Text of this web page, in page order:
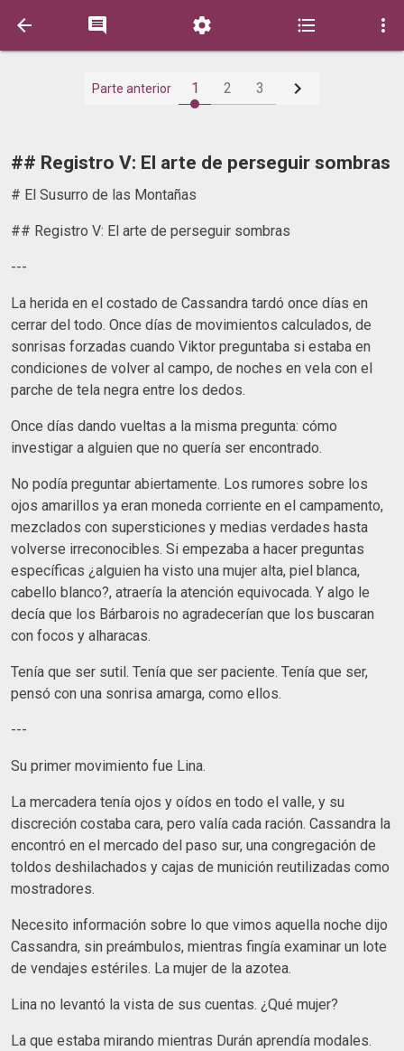
    
Parte anterior 1 2 3 
## Registro V: El arte de perseguir sombras
# El Susurro de las Montañas
## Registro V: El arte de perseguir sombras
---
La herida en el costado de Cassandra tardó once días en
cerrar del todo. Once días de movimientos calculados, de
sonrisas forzadas cuando Viktor preguntaba si estaba en
condiciones de volver al campo, de noches en vela con el
parche de tela negra entre los dedos.
Once días dando vueltas a la misma pregunta: cómo
investigar a alguien que no quería ser encontrado.
No podía preguntar abiertamente. Los rumores sobre los
ojos amarillos ya eran moneda corriente en el campamento,
mezclados con supersticiones y medias verdades hasta
volverse irreconocibles. Si empezaba a hacer preguntas
específicas ¿alguien ha visto una mujer alta, piel blanca,
cabello blanco?, atraería la atención equivocada. Y algo le
decía que los Bárbarois no agradecerían que los buscaran
con focos y alharacas.
Tenía que ser sutil. Tenía que ser paciente. Tenía que ser,
pensó con una sonrisa amarga, como ellos.
---
Su primer movimiento fue Lina.
La mercadera tenía ojos y oídos en todo el valle, y su
discreción costaba cara, pero valía cada ración. Cassandra la
encontró en el mercado del paso sur, una congregación de
toldos deshilachados y cajas de munición reutilizadas como
mostradores.
Necesito información sobre lo que vimos aquella noche dijo
Cassandra, sin preámbulos, mientras fingía examinar un lote
de vendajes estériles. La mujer de la azotea.
Lina no levantó la vista de sus cuentas. ¿Qué mujer?
La que estaba mirando mientras Durán aprendía modales.